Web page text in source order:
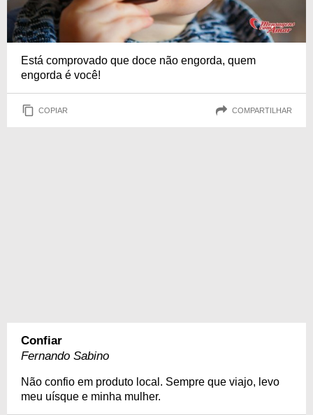
Está comprovado que doce não engorda, quem
engorda é você!
COPIAR COMPARTILHAR
Confiar
Fernando Sabino
Não confio em produto local. Sempre que viajo, levo
meu uísque e minha mulher.